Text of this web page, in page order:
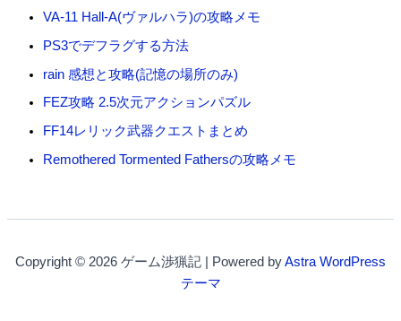
VA-11 Hall-A(ヴァルハラ)の攻略メモ
PS3でデフラグする方法
rain 感想と攻略(記憶の場所のみ)
FEZ攻略 2.5次元アクションパズル
FF14レリック武器クエストまとめ
Remothered Tormented Fathersの攻略メモ
Copyright © 2026 ゲーム渉猟記 | Powered byAstra WordPress
テーマ